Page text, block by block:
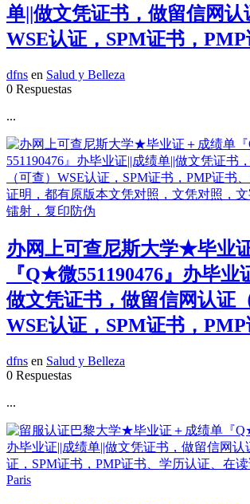
单||做文凭证书，做留信网认
WSE认证，SPM证书，PMP
dfns en Salud y Belleza
0 Respuestas
...
办网上可查尼斯大学★毕业
『Q★微551190476』办毕业
做文凭证书，做留信网认证
WSE认证，SPM证书，
dfns en Salud y Belleza
0 Respuestas
...